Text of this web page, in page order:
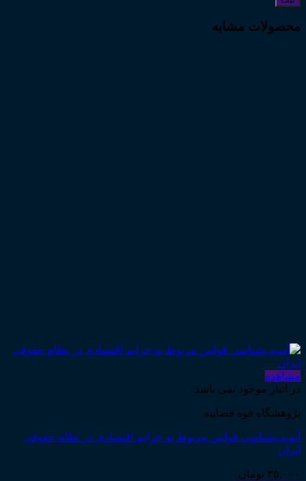
محصولات مشابه
مشاهده
در انبار موجود نمی باشد
پژوهشگاه قوه قضاییه
آسیب‌شناسی قوانین مربوط به جرایم اقتصادی در نظام حقوقی
ایران
۳۵,۰۰۰ تومان